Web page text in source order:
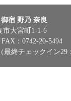
宿 野乃 奈良
市大宮町1-1-6
：0742-20-5494
最終チェックイン29